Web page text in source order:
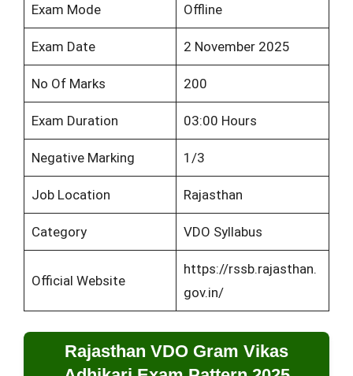
Exam Mode Offline
Exam Date 2 November 2025
No Of Marks 200
Exam Duration 03:00 Hours
Negative Marking 1/3
Job Location Rajasthan
Category VDO Syllabus
Official Website
https://rssb.rajasthan.
gov.in/
Rajasthan VDO Gram Vikas